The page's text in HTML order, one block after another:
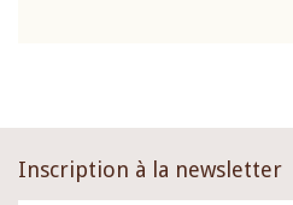
Inscription à la newsletter